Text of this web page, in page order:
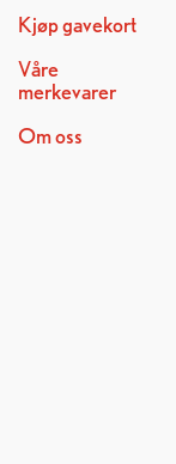
Kjøp gavekort
Våre
merkevarer
Om oss